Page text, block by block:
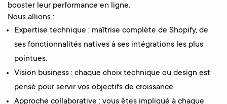
booster leur performance en ligne.
Nous allions :
Expertise technique : maîtrise complète de Shopify, de
ses fonctionnalités natives à ses intégrations les plus
pointues.
Vision business : chaque choix technique ou design est
pensé pour servir vos objectifs de croissance.
Approche collaborative : vous êtes impliqué à chaque